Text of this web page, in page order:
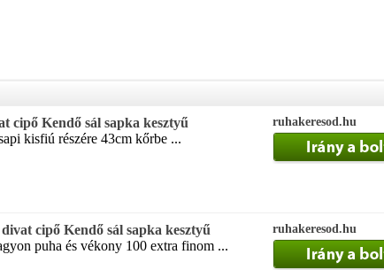
cipő Kendő sál sapka kesztyű
kisfiú részére 43cm kőrbe ...
ruhakeresod.hu
cipő Kendő sál sapka kesztyű
puha és vékony 100 extra finom ...
ruhakeresod.hu